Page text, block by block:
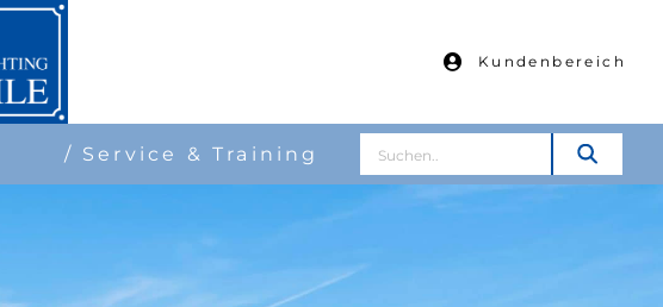
Kundenbereich
/ Service & Training
Suche
nach: